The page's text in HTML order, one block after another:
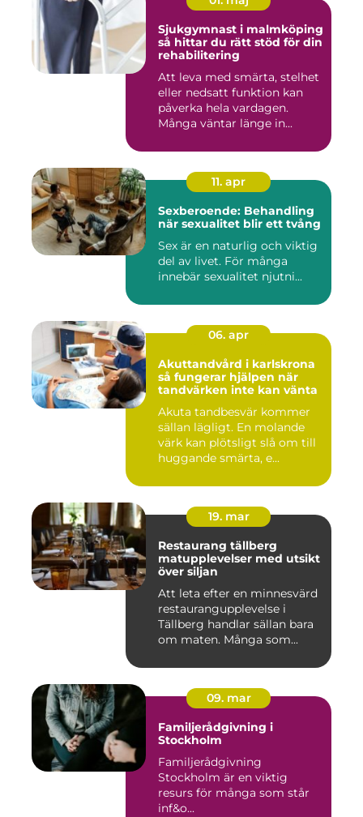
Sjukgymnast i malmköping
så hittar du rätt stöd för din
rehabilitering
Att leva med smärta, stelhet
eller nedsatt funktion kan
påverka hela vardagen.
Många väntar länge in...
11. apr
Sexberoende: Behandling
när sexualitet blir ett tvång
Sex är en naturlig och viktig
del av livet. För många
innebär sexualitet njutni...
06. apr
Akuttandvård i karlskrona
så fungerar hjälpen när
tandvärken inte kan vänta
Akuta tandbesvär kommer
sällan lägligt. En molande
värk kan plötsligt slå om till
huggande smärta, e...
19. mar
Restaurang tällberg
matupplevelser med utsikt
över siljan
Att leta efter en minnesvärd
restaurangupplevelse i
Tällberg handlar sällan bara
om maten. Många som...
09. mar
Familjerådgivning i
Stockholm
Familjerådgivning
Stockholm är en viktig
resurs för många som står
inf&o...